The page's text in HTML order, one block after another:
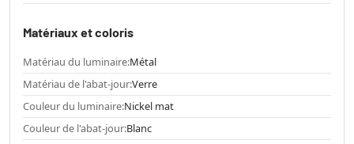
Matériaux et coloris
Matériau du luminaire:Métal
Matériau de l'abat-jour:Verre
Couleur du luminaire:Nickel mat
Couleur de l'abat-jour:Blanc